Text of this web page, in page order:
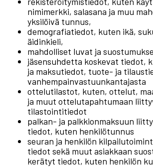
nimimerkki, salasana ja muu
yksilöivä tunnus,
demografiatiedot, kuten ikä,
äidinkieli,
mahdolliset luvat ja
jäsensuhdetta koskevat tiedot,
ja maksutiedot, tuote- ja
vanhempainvastuunkantajasta
ottelutilastot, kuten, ottelut,
ja muut ottelutapahtumaan
tilastointitiedot
palkan- ja palkkionmaksuun
tiedot, kuten henkilötunnus
seuran ja henkilön
tiedot sekä muut asiakkaan
kerätyt tiedot, kuten henkilön